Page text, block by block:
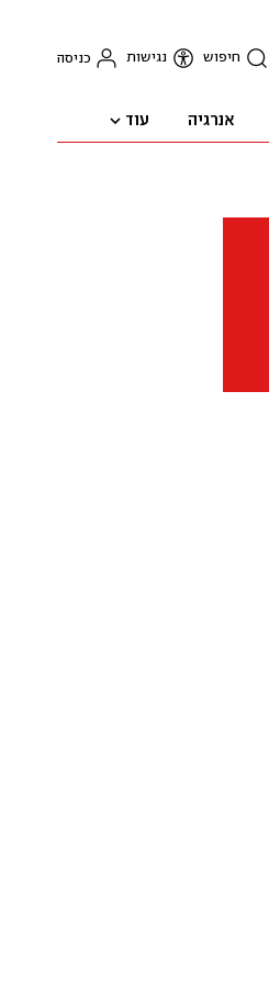
חיפוש נגישות כניסה
אנרגיה עוד